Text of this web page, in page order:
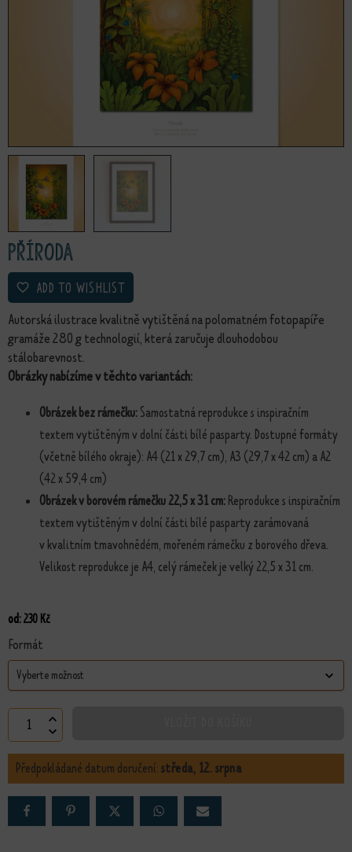
Příroda
ADD TO WISHLIST
Autorská ilustrace kvalitně vytištěná na polomatném fotopapíře
gramáže 280 g technologií, která zaručuje dlouhodobou
stálobarevnost.
Obrázky nabízíme v těchto variantách:
Obrázek bez rámečku:Samostatná reprodukce s inspiračním
textem vytištěným v dolní části bílé pasparty. Dostupné formáty
(včetně bílého okraje): A4 (21 x 29,7 cm), A3 (29,7 x 42 cm) a A2
(42 x 59,4 cm)
Obrázek v borovém rámečku 22,5 x 31 cm:Reprodukce s inspiračním
textem vytištěným v dolní části bílé pasparty zarámovaná
v kvalitním tmavohnědém, mořeném rámečku z borového dřeva.
Velikost reprodukce je A4, celý rámeček je velký 22,5 x 31 cm.
od:230 Kč
Formát
Příroda množství
Předpokládané datum doručení:středa, 12. srpna